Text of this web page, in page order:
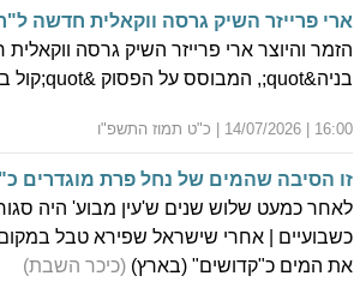
ארי פרייזר השיק גרסה ווקאלית חדשה
בניה&quot;, המבוסס על הפסוק &quot;קול ברמה נשמע&quot;.
16:00 | 14/07/2026 | כ"ט תמוז התשפ"ו
זו הסיבה שהמים של נחל פרת מוגדרים
לאחר כמעט שלוש שנים ש'עין מבוע' היה
כשבועיים | אחרי שישראל שפירא טבל
את המים כ"קדושים" (בארץ) (כיכר השבת)